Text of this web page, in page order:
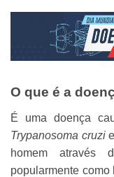
O que é a
É uma doença
Trypanosoma cruzie
homem através
popularmente como